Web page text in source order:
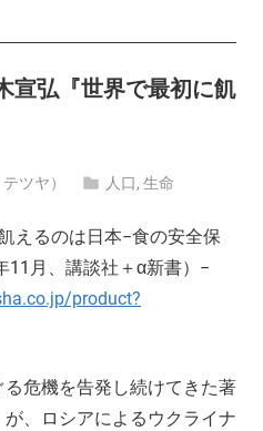
宣弘『世界で最初に飢
ツヤ）
人口,生命
えるのは日本−食の安全保
11月、講談社＋α新書）−
product?
危機を告発し続けてきた著
、ロシアによるウクライナ